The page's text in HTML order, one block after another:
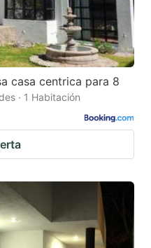
casa centrica para 8
· 1 Habitación